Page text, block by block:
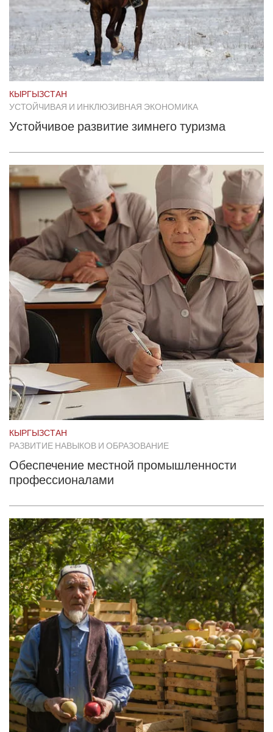
КЫРГЫЗСТАН
УСТОЙЧИВАЯ И ИНКЛЮЗИВНАЯ ЭКОНОМИКА
Устойчивое развитие зимнего туризма
КЫРГЫЗСТАН
РАЗВИТИЕ НАВЫКОВ И ОБРАЗОВАНИЕ
Обеспечение местной промышленности
профессионалами